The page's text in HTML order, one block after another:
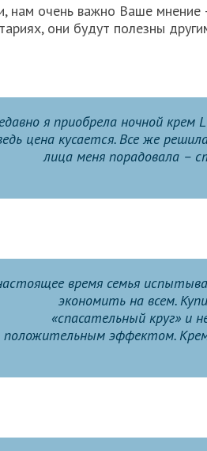
нам очень важно Ваше
они будут полезны
я приобрела ночной
цена кусается. Все же
лица меня порадовала –
время семья
экономить на всем.
«спасательный круг» и
положительным эффектом.